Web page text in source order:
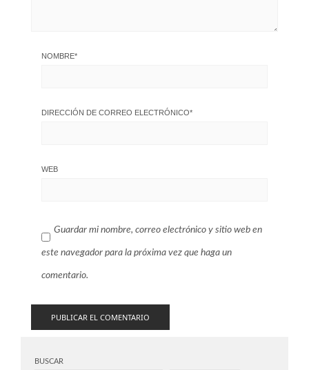
NOMBRE*
DIRECCIÓN DE CORREO ELECTRÓNICO*
WEB
Guardar mi nombre, correo electrónico y sitio web en
este navegador para la próxima vez que haga un
comentario.
BUSCAR